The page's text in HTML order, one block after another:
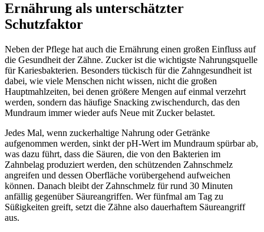
Ernährung als unterschätzter
Schutzfaktor
Neben der Pflege hat auch die Ernährung einen großen Einfluss auf
die Gesundheit der Zähne. Zucker ist die wichtigste Nahrungsquelle
für Kariesbakterien. Besonders tückisch für die Zahngesundheit ist
dabei, wie viele Menschen nicht wissen, nicht die großen
Hauptmahlzeiten, bei denen größere Mengen auf einmal verzehrt
werden, sondern das häufige Snacking zwischendurch, das den
Mundraum immer wieder aufs Neue mit Zucker belastet.
Jedes Mal, wenn zuckerhaltige Nahrung oder Getränke
aufgenommen werden, sinkt der pH-Wert im Mundraum spürbar ab,
was dazu führt, dass die Säuren, die von den Bakterien im
Zahnbelag produziert werden, den schützenden Zahnschmelz
angreifen und dessen Oberfläche vorübergehend aufweichen
können. Danach bleibt der Zahnschmelz für rund 30 Minuten
anfällig gegenüber Säureangriffen. Wer fünfmal am Tag zu
Süßigkeiten greift, setzt die Zähne also dauerhaftem Säureangriff
aus.